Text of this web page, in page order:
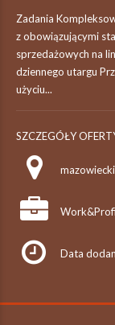
Zadania
z obowiązującymi
sprzedażowych na
dziennego utargu
użyciu...
SZCZEGÓŁY
Data